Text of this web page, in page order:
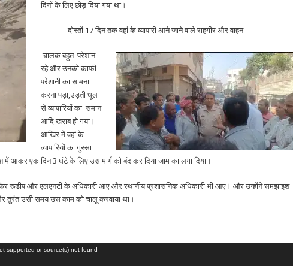
दिनों के लिए छोड़ दिया गया था।
दोस्तों 17 दिन तक वहां के व्यापारी आने जाने वाले राहगीर और वाहन
चालक बहुत परेशान
रहे और उनको काफ़ी
परेशानी का सामना
करना पड़ा,उड़ती धूल
से व्यापारियों का समान
आदि खराब हो गया।
आखिर में वहां के
व्यापारियों का गुस्सा
आकर एक दिन 3 घंटे के लिए उस मार्ग को बंद कर दिया जाम का लगा दिया।
और एलएनटी के अधिकारी आए और स्थानीय प्रशासनिक अधिकारी भी आए। और उन्होंने समझाइश
तुरंत उसी समय उस काम को चालू करवाया था।
supported or source(s) not found